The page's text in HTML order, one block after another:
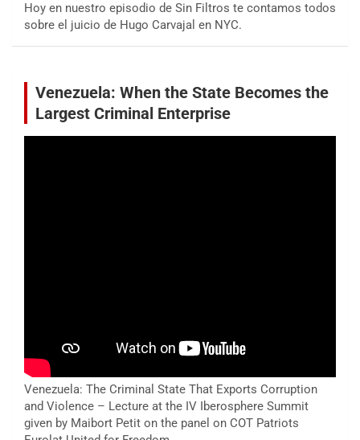
Hoy en nuestro episodio de Sin Filtros te contamos todos
sobre el juicio de Hugo Carvajal en NYC.
Venezuela: When the State Becomes the
Largest Criminal Enterprise
Venezuela: The Criminal State That Exports Corruption
and Violence – Lecture at the IV Iberosphere Summit
given by Maibort Petit on the panel on COT Patriots